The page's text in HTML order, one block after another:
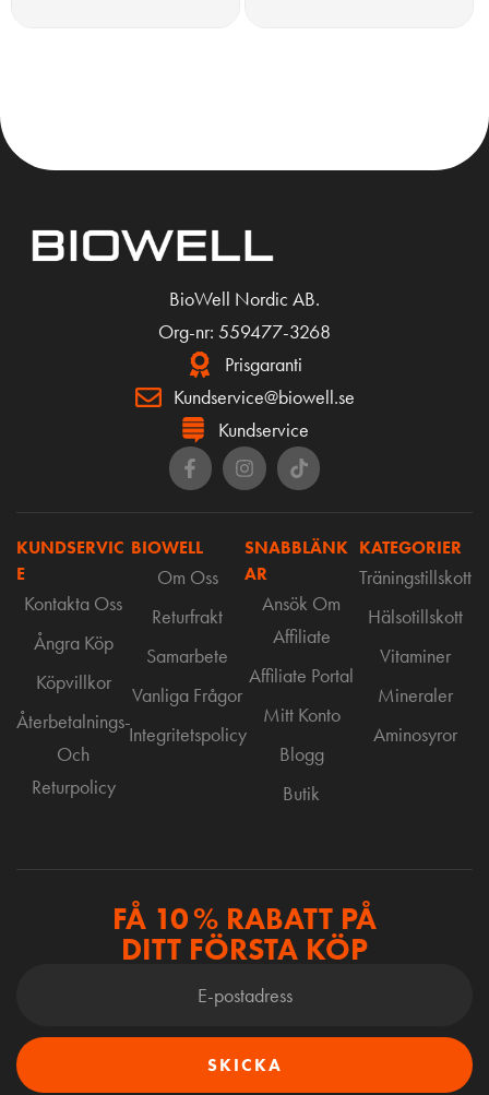
BioWell Nordic AB.
Org-nr: 559477-3268
Prisgaranti
Kundservice@biowell.se
Kundservice
KUNDSERVIC
E
Kontakta Oss
Ångra Köp
Köpvillkor
Återbetalnings-
Och
Returpolicy
BIOWELL
Om Oss
Returfrakt
Samarbete
Vanliga Frågor
Integritetspolicy
SNABBLÄNK
AR
Ansök Om
Affiliate
Affiliate Portal
Mitt Konto
Blogg
Butik
KATEGORIER
Träningstillskott
Hälsotillskott
Vitaminer
Mineraler
Aminosyror
FÅ 10 % RABATT PÅ
DITT FÖRSTA KÖP
SKICKA